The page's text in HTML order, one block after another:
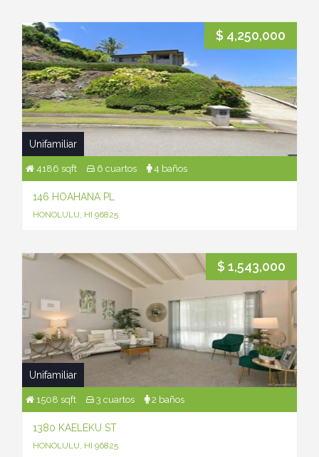
$ 4,250,000
Unifamiliar
4186 sqft 6 cuartos 4 baños
146 HOAHANA PL
HONOLULU, HI 96825
$ 1,543,000
Unifamiliar
1508 sqft 3 cuartos 2 baños
1380 KAELEKU ST
HONOLULU, HI 96825